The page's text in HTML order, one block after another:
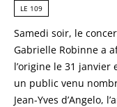
LE 109
Samedi soir, le
Gabrielle Robinne a
l’origine le 31
un public venu
Jean-Yves d’Angelo,